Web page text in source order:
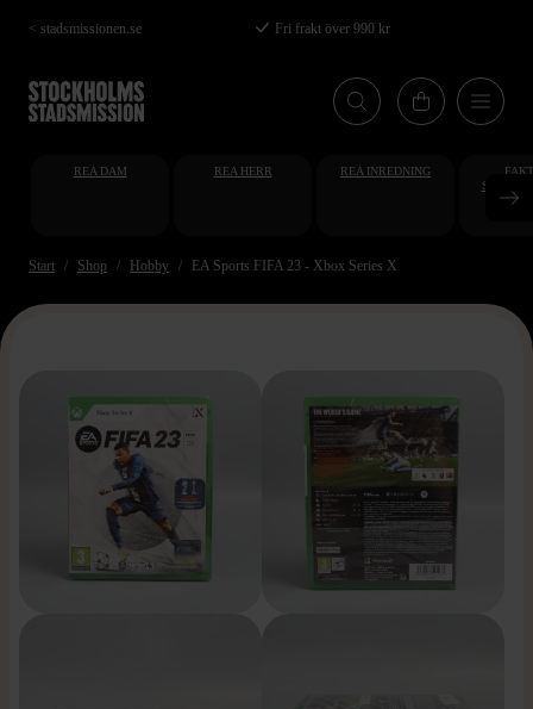
Hoppa
till
huvudinnehåll
< stadsmissionen.se Fri frakt över 990 kr
REA DAM REA HERR REA INREDNING
Start Shop Hobby EA Sports FIFA 23 - Xbox Series X